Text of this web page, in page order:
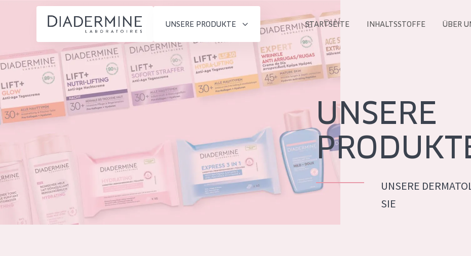
UNSERE PRODUKTE
PRODUKTTYP
Feuchtigkeit und
Ausstrahlung
Hautstraffung
PRODUKTTYP
Tagescreme
Serum
Reinigung
PRODUKTLINIE
Lift+
Expert
HAUTTYP ALTER
STARTSEITE INHALTSSTOFFE ÜBER
Startseite
inhaltsstoffe
Inspiration
Kontakt
French
UNSERE
UNSERE
SIE